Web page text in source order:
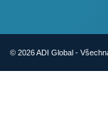
© 2026 ADI Global -